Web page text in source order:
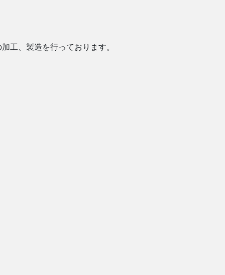
工、製造を行っております。